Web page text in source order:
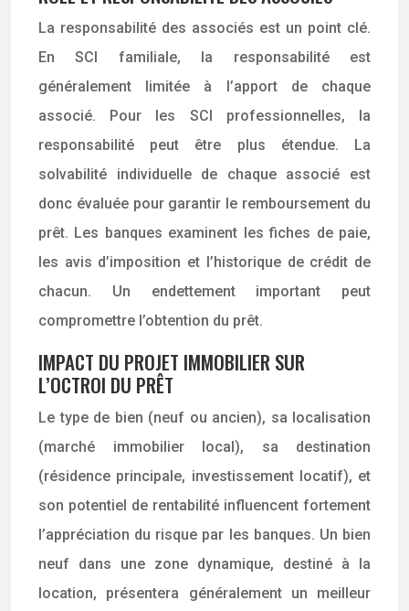
La responsabilité des associés est un point clé.
En SCI familiale, la responsabilité est
généralement limitée à l’apport de chaque
associé. Pour les SCI professionnelles, la
responsabilité peut être plus étendue. La
solvabilité individuelle de chaque associé est
donc évaluée pour garantir le remboursement du
prêt. Les banques examinent les fiches de paie,
les avis d’imposition et l’historique de crédit de
chacun. Un endettement important peut
compromettre l’obtention du prêt.
IMPACT DU PROJET IMMOBILIER SUR
L’OCTROI DU PRÊT
Le type de bien (neuf ou ancien), sa localisation
(marché immobilier local), sa destination
(résidence principale, investissement locatif), et
son potentiel de rentabilité influencent fortement
l’appréciation du risque par les banques. Un bien
neuf dans une zone dynamique, destiné à la
location, présentera généralement un meilleur